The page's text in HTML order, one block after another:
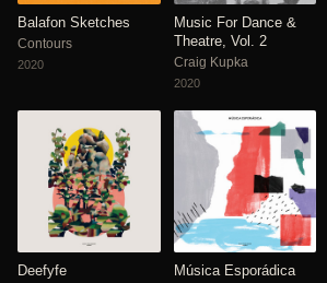
Balafon Sketches
Contours
2020
Music For Dance &
Theatre, Vol. 2
Craig Kupka
2020
Deefyfe Música Esporádica